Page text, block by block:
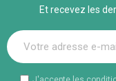
Et recevez les